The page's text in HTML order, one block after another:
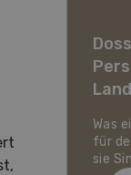
Was
für
sie